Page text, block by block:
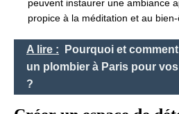
peuvent instaurer une ambiance
propice à la méditation et au bien-
A lire :
Pourquoi et
un plombier à Paris pour
?